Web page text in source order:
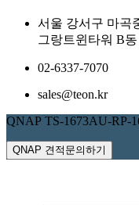
서울 강서구 마곡
그랑트윈타워 B동
02-6337-7070
sales@teon.kr
QNAP TS-1673AU-RP-
QNAP 견적문의하기